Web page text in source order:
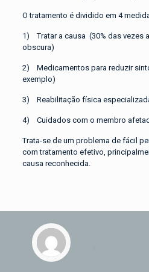
O tratamento é dividido em 4
1) Tratar a causa (30% das vezes
obscura)
2) Medicamentos para reduzir
exemplo)
3) Reabilitação física
4) Cuidados com o membro
Trata-se de um problema de fácil
com tratamento efetivo,
causa reconhecida.